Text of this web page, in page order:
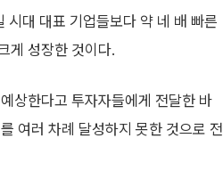
시대 대표 기업들보다 약 네 배 빠른
게 성장한 것이다.
상한다고 투자자들에게 전달한 바
여러 차례 달성하지 못한 것으로 전